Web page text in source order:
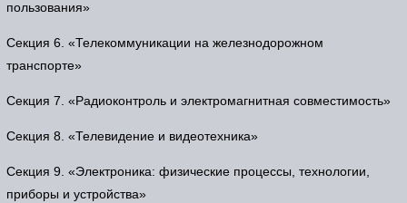
пользования»
Секция 6. «Телекоммуникации на железнодорожном
транспорте»
Секция 7. «Радиоконтроль и электромагнитная совместимость»
Секция 8. «Телевидение и видеотехника»
Секция 9. «Электроника: физические процессы, технологии,
приборы и устройства»